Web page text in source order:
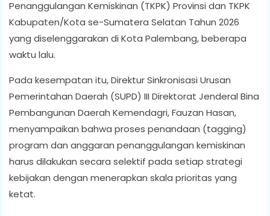
Penanggulangan Kemiskinan (TKPK) Provinsi dan TKPK
Kabupaten/Kota se-Sumatera Selatan Tahun 2026
yang diselenggarakan di Kota Palembang, beberapa
waktu lalu.
Pada kesempatan itu, Direktur Sinkronisasi Urusan
Pemerintahan Daerah (SUPD) III Direktorat Jenderal Bina
Pembangunan Daerah Kemendagri, Fauzan Hasan,
menyampaikan bahwa proses penandaan (tagging)
program dan anggaran penanggulangan kemiskinan
harus dilakukan secara selektif pada setiap strategi
kebijakan dengan menerapkan skala prioritas yang
ketat.